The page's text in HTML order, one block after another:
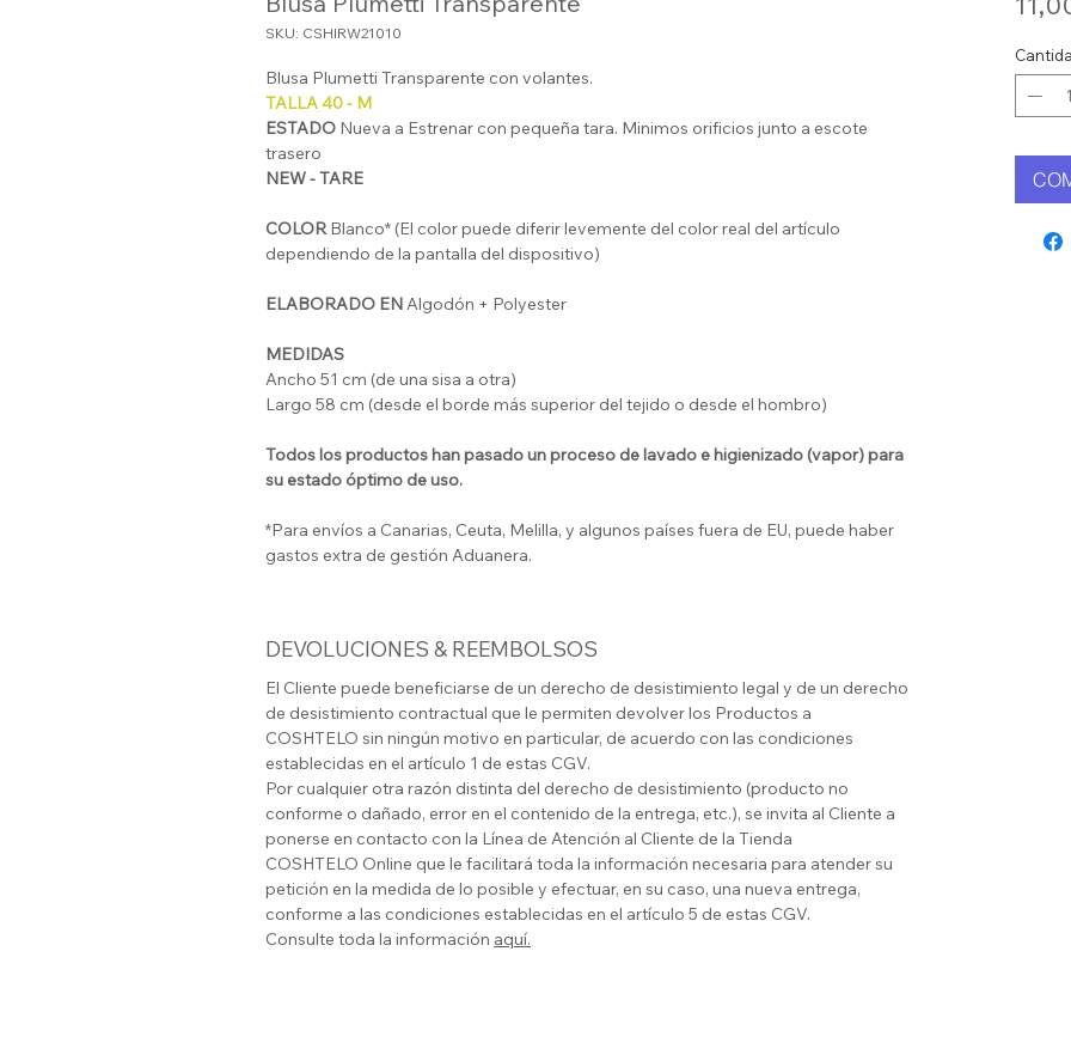
SKU: CSHIRW21010
Blusa Plumetti Transparente con volantes.
TALLA 40 - M
ESTADO Nueva a Estrenar con pequeña tara. Minimos orificios junto a escote
trasero
NEW - TARE
COLORBlanco* (El color puede diferir levemente del color real del artículo
dependiendo de la pantalla del dispositivo)
ELABORADO ENAlgodón + Polyester
MEDIDAS
Ancho 51 cm (de una sisa a otra)
Largo 58 cm (desde el borde más superior del tejido o desde el hombro)
Todos los productos han pasado un proceso de lavado e higienizado (vapor) para
su estado óptimo de uso.
*Para envíos a Canarias, Ceuta, Melilla, y algunos países fuera de EU, puede haber
gastos extra de gestión Aduanera.
DEVOLUCIONES & REEMBOLSOS
El Cliente puede beneficiarse de un derecho de desistimiento legal y de un derecho
de desistimiento contractual que le permiten devolver los Productos a
COSHTELO sin ningún motivo en particular, de acuerdo con las condiciones
establecidas en el artículo 1 de estas CGV.
Por cualquier otra razón distinta del derecho de desistimiento (producto no
conforme o dañado, error en el contenido de la entrega, etc.), se invita al Cliente a
ponerse en contacto con la Línea de Atención al Cliente de la Tienda
COSHTELO Online que le facilitará toda la información necesaria para atender su
petición en la medida de lo posible y efectuar, en su caso, una nueva entrega,
conforme a las condiciones establecidas en el artículo 5 de estas CGV.
Consulte toda la información aquí.